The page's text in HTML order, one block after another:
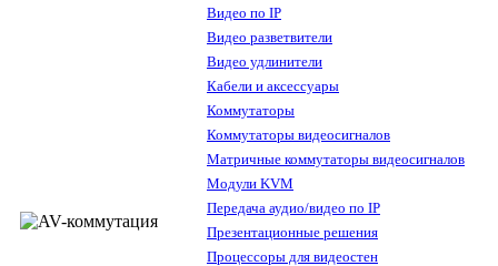
Видео по IP
Видео разветвители
Видео удлинители
Кабели и аксессуары
Коммутаторы
Коммутаторы видеосигналов
Матричные коммутаторы видеосигналов
Модули KVM
Передача аудио/видео по IP
Презентационные решения
Процессоры для видеостен